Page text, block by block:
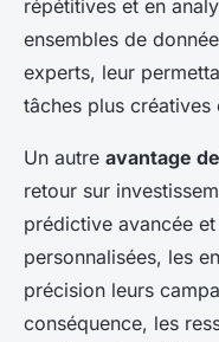
répétitives et en
ensembles de
experts, leur
tâches plus créatives
Un autre avantage
retour sur
prédictive avancée
personnalisées, les
précision leurs
conséquence, les